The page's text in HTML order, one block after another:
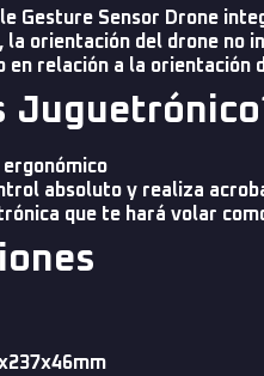
Gesture Sensor Drone
orientación del drone no
en relación a la orientación
absoluto y realiza
que te hará volar